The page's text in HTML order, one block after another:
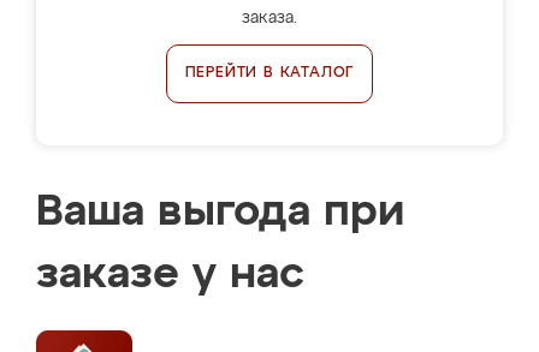
заказа.
ПЕРЕЙТИ В КАТАЛОГ
Ваша выгода при
заказе у нас